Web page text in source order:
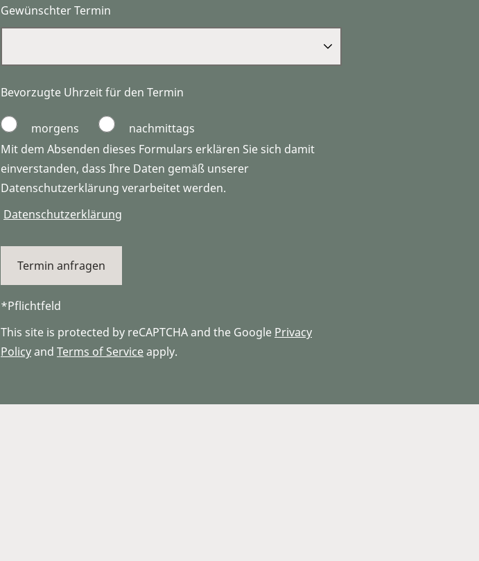
Gewünschter Termin
Bevorzugte Uhrzeit für den Termin
morgens
nachmittags
Mit dem Absenden dieses Formulars erklären Sie sich damit
einverstanden, dass Ihre Daten gemäß unserer
Datenschutzerklärung verarbeitet werden.
Datenschutzerklärung
*Pflichtfeld
This site is protected by reCAPTCHA and the Google Privacy
Policyand Terms of Serviceapply.